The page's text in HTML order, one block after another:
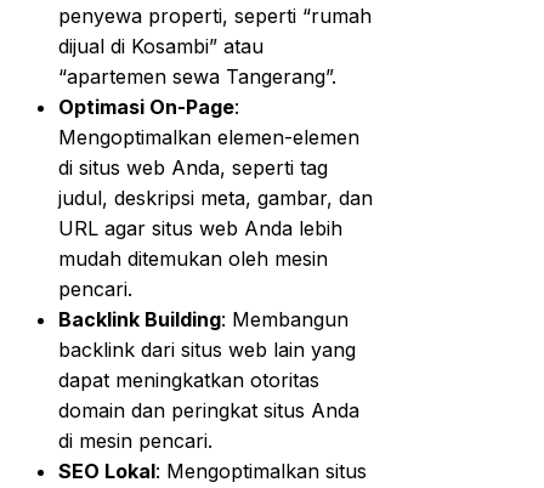
penyewa properti, seperti “rumah
dijual di Kosambi” atau
“apartemen sewa Tangerang”.
Optimasi On-Page:
Mengoptimalkan elemen-elemen
di situs web Anda, seperti tag
judul, deskripsi meta, gambar, dan
URL agar situs web Anda lebih
mudah ditemukan oleh mesin
pencari.
Backlink Building: Membangun
backlink dari situs web lain yang
dapat meningkatkan otoritas
domain dan peringkat situs Anda
di mesin pencari.
SEO Lokal: Mengoptimalkan situs